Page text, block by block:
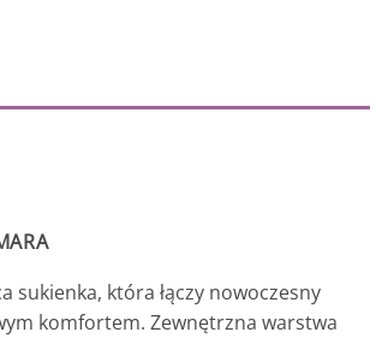
sukienka, która łączy nowoczesny
komfortem. Zewnętrzna warstwa